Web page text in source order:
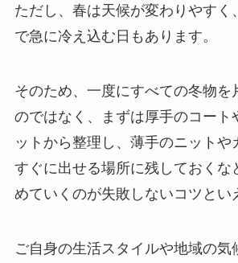
ただし、春は天候が変わりやすく
で急に冷え込む日もあります。
そのため、一度にすべての冬物を
のではなく、まずは厚手のコート
ットから整理し、薄手のニットや
すぐに出せる場所に残しておくな
めていくのが失敗しないコツとい
ご自身の生活スタイルや地域の気